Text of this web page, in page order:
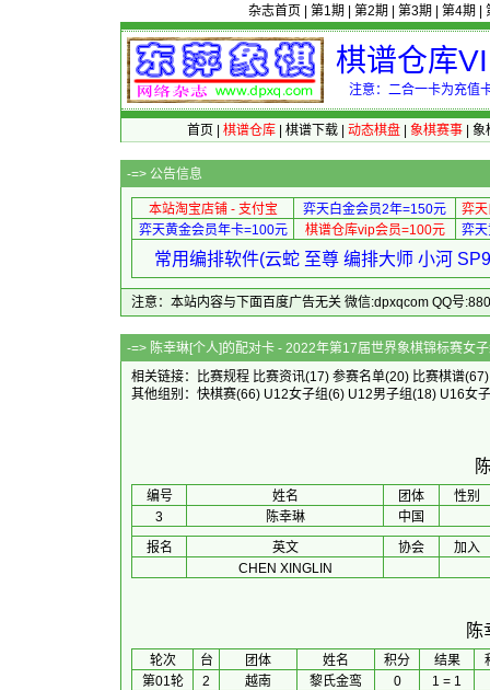
杂志首页 第1期 第2期 第3期 第4期
棋谱仓库
注意：二合一卡为充值
首页 棋谱仓库| 棋谱下载| 动态棋盘| 象棋赛事| 象
-=> 公告信息
本站淘宝店铺 - 支付宝 弈天白金会员2年=150元
弈
弈天黄金会员年卡=100元
棋谱仓库vip会员=100元 弈
常用编排软件(云蛇 至尊 编排大师 小河
注意：本站内容与下面百度广告无关 微信:dpxqcom QQ号
-=> 陈幸琳[个人]的配对卡 - 2022年
相关链接：
比赛规程 比赛资讯(17) 参赛名单(20) 比赛棋谱
其他组别： 快棋赛(66) U12女子组(6) U12男子组(18) U16女
编号 姓名 团体
性别
3
陈幸琳
中国
报名
英文 协会
加入
CHEN XINGLIN
陈
轮次 台 团体 姓名 积分 结果
第01轮
2 越南 黎氏金鸾 0
1 = 1